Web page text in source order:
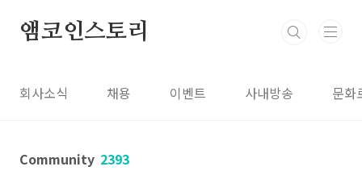
앰코인스토리
회사소식 채용 이벤트 사내방송 문화
Community 2393